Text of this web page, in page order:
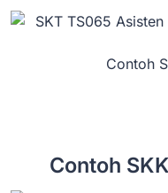
Contoh
Contoh